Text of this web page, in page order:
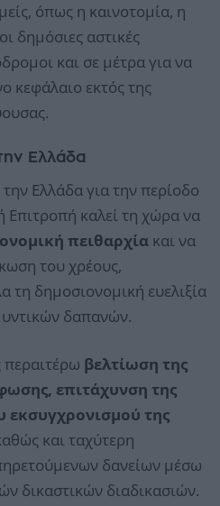
όπως η καινοτομία, η
δημόσιες αστικές
και σε μέτρα για να
κεφάλαιο εκτός της
Ελλάδα
Ελλάδα για την περίοδο
καλεί τη χώρα να
πειθαρχία και να
του χρέους,
τη δημοσιονομική ευελιξία
δαπανών.
περαιτέρω βελτίωση της
επιτάχυνση της
εκσυγχρονισμού της
και ταχύτερη
δανείων μέσω
δικαστικών διαδικασιών.